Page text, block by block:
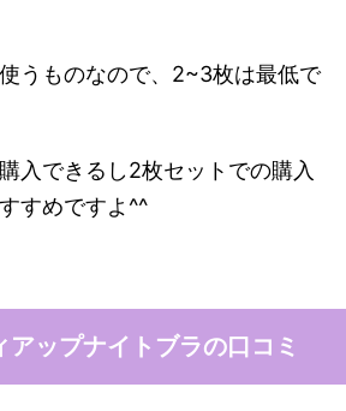
うものなので、2~3枚は最低で
入できるし2枚セットでの購入
すめですよ^^
ップナイトブラの口コミ